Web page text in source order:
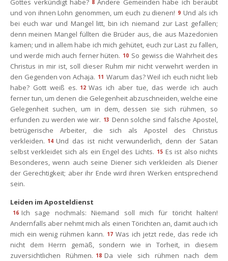
Gottes verkündigt habe? 8 Andere Gemeinden habe ich beraubt
und von ihnen Lohn genommen, um euch zu dienen! 9 Und als ich
bei euch war und Mangel litt, bin ich niemand zur Last gefallen;
denn meinen Mangel füllten die Brüder aus, die aus Mazedonien
kamen; und in allem habe ich mich gehütet, euch zur Last zu fallen,
und werde mich auch ferner hüten. 10 So gewiss die Wahrheit des
Christus in mir ist, soll dieser Ruhm mir nicht verwehrt werden in
den Gegenden von Achaja. 11 Warum das? Weil ich euch nicht lieb
habe? Gott weiß es. 12 Was ich aber tue, das werde ich auch
ferner tun, um denen die Gelegenheit abzuschneiden, welche eine
Gelegenheit suchen, um in dem, dessen sie sich rühmen, so
erfunden zu werden wie wir. 13 Denn solche sind falsche Apostel,
betrügerische Arbeiter, die sich als Apostel des Christus
verkleiden. 14 Und das ist nicht verwunderlich, denn der Satan
elbst verkleidet sich als ein Engel des Lichts. 15 Es ist also nichts
Besonderes, wenn auch seine Diener sich verkleiden als Diener
der Gerechtigkeit; aber ihr Ende wird ihren Werken entsprechend
ein.
Leiden im Aposteldienst
16 Ich sage nochmals: Niemand soll mich für töricht halten!
Andernfalls aber nehmt mich als einen Törichten an, damit auch ich
mich ein wenig rühmen kann. 17 Was ich jetzt rede, das rede ich
nicht dem Herrn gemäß, sondern wie in Torheit, in diesem
zuversichtlichen Rühmen. 18 Da viele sich rühmen nach dem